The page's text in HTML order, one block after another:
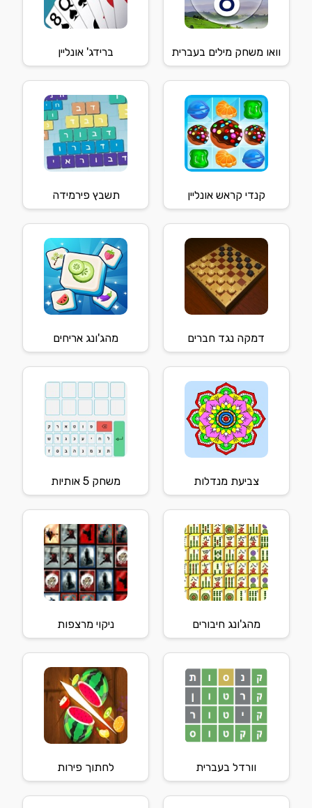
וואו משחק מילים בעברית ברידג' אונליין
קנדי קראש אונליין תשבץ פירמידה
דמקה נגד חברים מהג'ונג אריחים
צביעת מנדלות משחק 5 אותיות
מהג'ונג חיבורים ניקוי מרצפות
וורדל בעברית לחתוך פירות